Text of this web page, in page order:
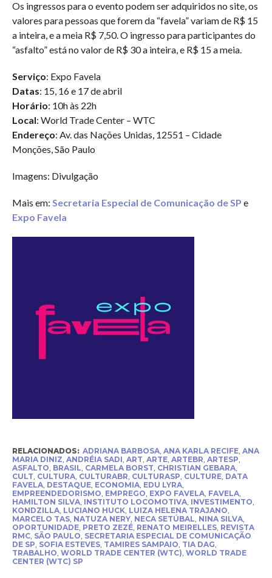
Os ingressos para o evento podem ser adquiridos no site, os
valores para pessoas que forem da “favela” variam de R$ 15
a inteira, e a meia R$ 7,50. O ingresso para participantes do
“asfalto” está no valor de R$ 30 a inteira, e R$ 15 a meia.
Serviço: Expo Favela
Datas: 15, 16 e 17 de abril
Horário: 10h às 22h
Local: World Trade Center – WTC
Endereço: Av. das Nações Unidas, 12551 – Cidade
Monções, São Paulo
Imagens: Divulgação
Mais em: Secretaria Especial de Comunicação de SP e
Expo Favela
RELACIONADOS: ADRIANA BARBOSA, ANA KARLA RECIFE, ANA
MARIA DINIZ, ANDRÉIA SADI, ART, ARTE, ARTEBR, ARTESP,
ASFALTO, BRASIL, CARMELA BORST, CHRISTIAN GEBARA,
CULT, CULTURA, CULTURABR, CULTURASP, CULTURE, DATA
FAVELA, DESTAQUE, ECONOMIA, EDU LYRA,
EMPREENDEDORISMO, EMPREGO, EXPO FAVELA, FAVELA,
HAMILTON SILVA, INSTITUTO LOCOMOTIVA, INVESTIMENTO,
KONDZILLA, LUCIANO HUCK, LUIZA HELENA TRAJANO,
MARCELO TAS, NATUZA NERY, NECA SETÚBAL, NINA SILVA,
OPORTUNIDADE, PRETO ZEZÉ, RENATO MEIRELLES, REVISTA
RMC, SÃO PAULO, SECRETARIA ESPECIAL DE COMUNICAÇÃO
DE SP, SOFIA ESTEVES, TAMIRES SAMPAIO, TIA DAG,
TRABALHO, WORLD TRADE CENTER (WTC), WORLD TRADE
CENTER (WTC) SP